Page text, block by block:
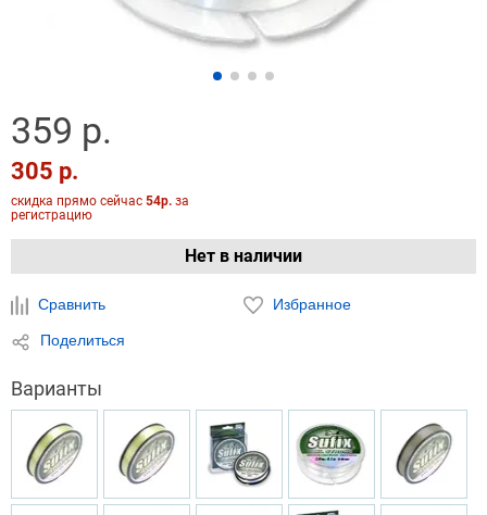
359 р.
305 р.
скидка прямо сейчас 54р. за
регистрацию
Нет в наличии
Сравнить Избранное
Поделиться
Варианты